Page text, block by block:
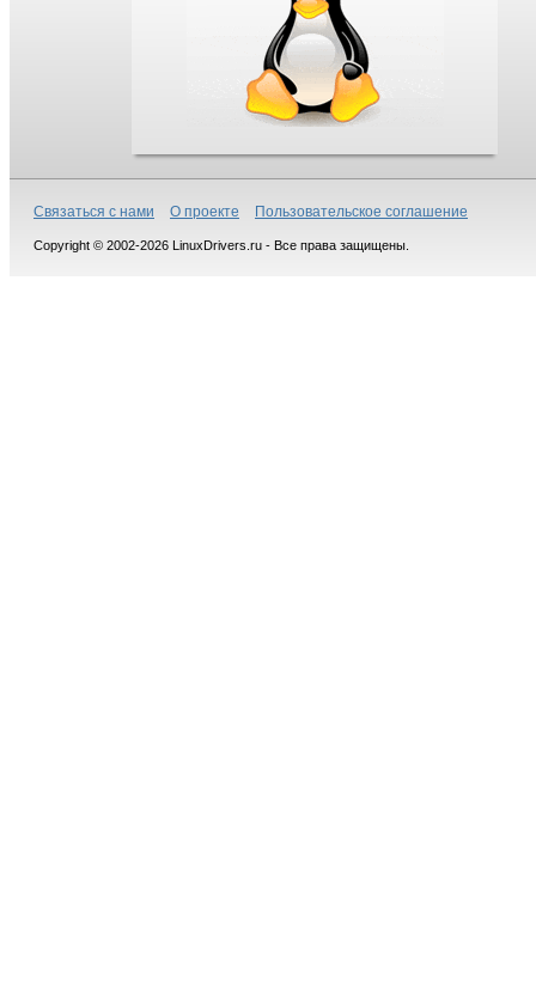
Связаться с нами О проекте Пользовательское соглашение
Copyright © 2002-2026 LinuxDrivers.ru - Все права защищены.